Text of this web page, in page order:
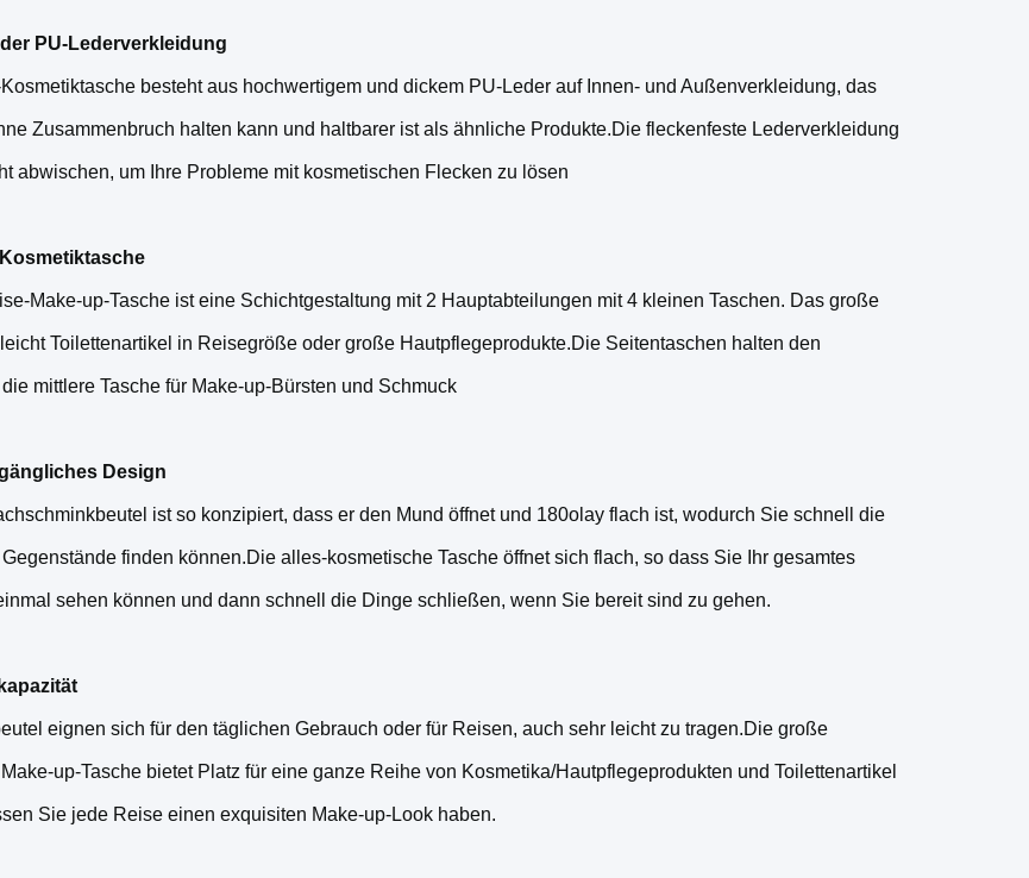
PU-Lederverkleidung
besteht aus hochwertigem und dickem PU-Leder auf Innen- und Außenverkleidung, das
Zusammenbruch halten kann und haltbarer ist als ähnliche Produkte.Die fleckenfeste Lederverkleidung
abwischen, um Ihre Probleme mit kosmetischen Flecken zu lösen
Make-up-Tasche ist eine Schichtgestaltung mit 2 Hauptabteilungen mit 4 kleinen Taschen. Das große
Toilettenartikel in Reisegröße oder große Hautpflegeprodukte.Die Seitentaschen halten den
mittlere Tasche für Make-up-Bürsten und Schmuck
Design
ist so konzipiert, dass er den Mund öffnet und 180olay flach ist, wodurch Sie schnell die
finden können.Die alles-kosmetische Tasche öffnet sich flach, so dass Sie Ihr gesamtes
sehen können und dann schnell die Dinge schließen, wenn Sie bereit sind zu gehen.
eignen sich für den täglichen Gebrauch oder für Reisen, auch sehr leicht zu tragen.Die große
up-Tasche bietet Platz für eine ganze Reihe von Kosmetika/Hautpflegeprodukten und Toilettenartikel
Sie jede Reise einen exquisiten Make-up-Look haben.